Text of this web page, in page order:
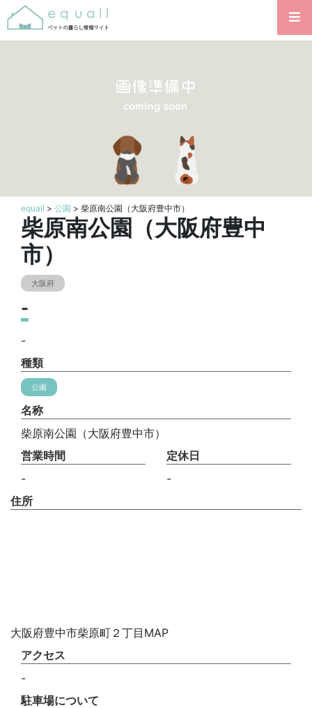
equall > 公園 > 柴原南公園（大阪府豊中市）
柴原南公園（大阪府豊中
市）
大阪府
-
-
種類
公園
名称
柴原南公園（大阪府豊中市）
営業時間
-
定休日
-
住所
大阪府豊中市柴原町２丁目MAP
アクセス
-
駐車場について